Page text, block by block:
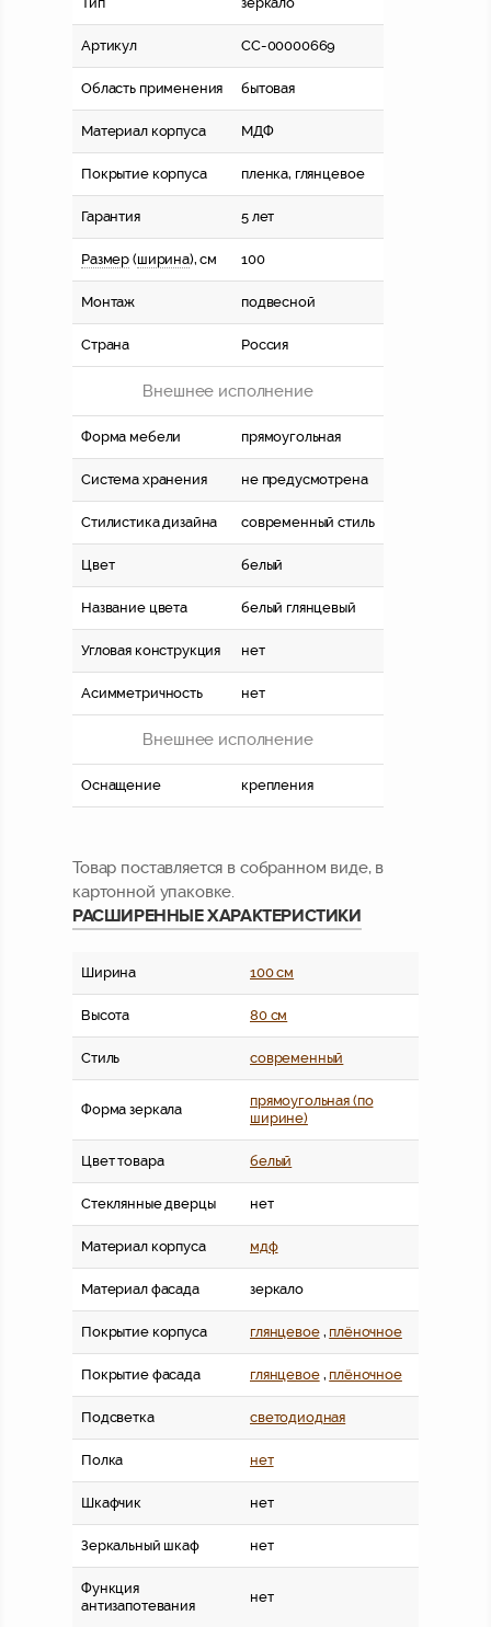
Артикул СС-00000669
Область применения бытовая
Материал корпуса МДФ
Покрытие корпуса пленка, глянцевое
Гарантия 5 лет
Размер (ширина), см 100
Монтаж подвесной
Страна Россия
Внешнее исполнение
Форма мебели прямоугольная
Система хранения не предусмотрена
Стилистика дизайна современный стиль
Цвет белый
Название цвета белый глянцевый
Угловая конструкция нет
Асимметричность нет
Внешнее исполнение
Оснащение крепления
Товар поставляется в собранном виде, в
картонной упаковке.
РАСШИРЕННЫЕ ХАРАКТЕРИСТИКИ
Ширина 100 см
Высота 80 см
Стиль современный
Форма зеркала
прямоугольная (по
ширине)
Цвет товара белый
Стеклянные дверцы нет
Материал корпуса мдф
Материал фасада зеркало
Покрытие корпуса глянцевое, плёночное
Покрытие фасада глянцевое, плёночное
Подсветка светодиодная
Полка нет
Шкафчик нет
Зеркальный шкаф нет
Функция
антизапотевания
нет